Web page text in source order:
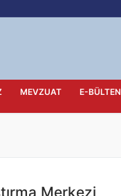
MEVZUAT E-BÜLTEN
Merkezi